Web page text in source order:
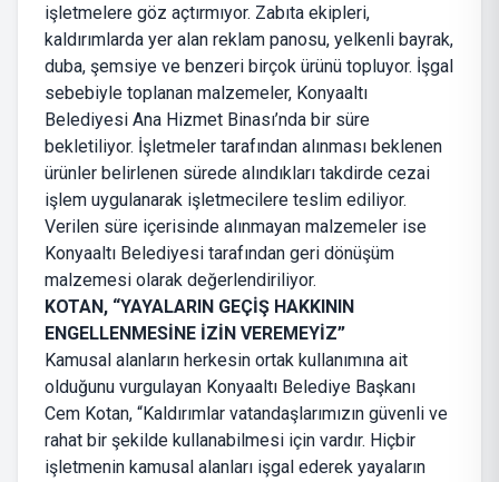
işletmelere göz açtırmıyor. Zabıta ekipleri,
kaldırımlarda yer alan reklam panosu, yelkenli bayrak,
duba, şemsiye ve benzeri birçok ürünü topluyor. İşgal
sebebiyle toplanan malzemeler, Konyaaltı
Belediyesi Ana Hizmet Binası’nda bir süre
bekletiliyor. İşletmeler tarafından alınması beklenen
ürünler belirlenen sürede alındıkları takdirde cezai
işlem uygulanarak işletmecilere teslim ediliyor.
Verilen süre içerisinde alınmayan malzemeler ise
Konyaaltı Belediyesi tarafından geri dönüşüm
malzemesi olarak değerlendiriliyor.
KOTAN, “YAYALARIN GEÇİŞ HAKKININ
ENGELLENMESİNE İZİN VEREMEYİZ”
Kamusal alanların herkesin ortak kullanımına ait
olduğunu vurgulayan Konyaaltı Belediye Başkanı
Cem Kotan, “Kaldırımlar vatandaşlarımızın güvenli ve
rahat bir şekilde kullanabilmesi için vardır. Hiçbir
işletmenin kamusal alanları işgal ederek yayaların